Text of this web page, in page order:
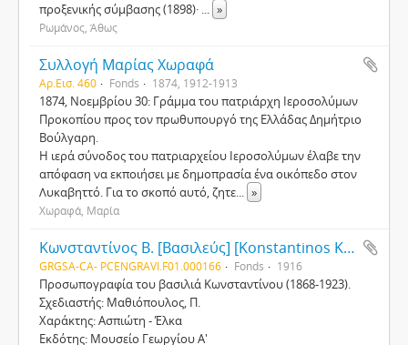
προξενικής σύμβασης (1898)· ... »
Ρωμάνος, Άθως
Συλλογή Μαρίας Χωραφά
Αρ.Εισ. 460 Fonds 1874, 1912-1913
1874, Νοεμβρίου 30: Γράμμα του πατριάρχη Ιεροσολύμων
Προκοπίου προς τον πρωθυπουργό της Ελλάδας Δημήτριο
Βούλγαρη.
Η ιερά σύνοδος του πατριαρχείου Ιεροσολύμων έλαβε την
απόφαση να εκποιήσει με δημοπρασία ένα οικόπεδο στον
Λυκαβηττό. Για το σκοπό αυτό, ζητε... »
Χωραφά, Μαρία
Κωνσταντίνος Β. [Bασιλεύς] [Konstantinos K.[Κing]]
GRGSA-CA- PCENGRAVI.F01.000166 Fonds 1916
Προσωπογραφία του βασιλιά Κωνσταντίνου (1868-1923).
Σχεδιαστής: Μαθιόπουλος, Π.
Χαράκτης: Ασπιώτη - Έλκα
Εκδότης: Μουσείο Γεωργίου Α'